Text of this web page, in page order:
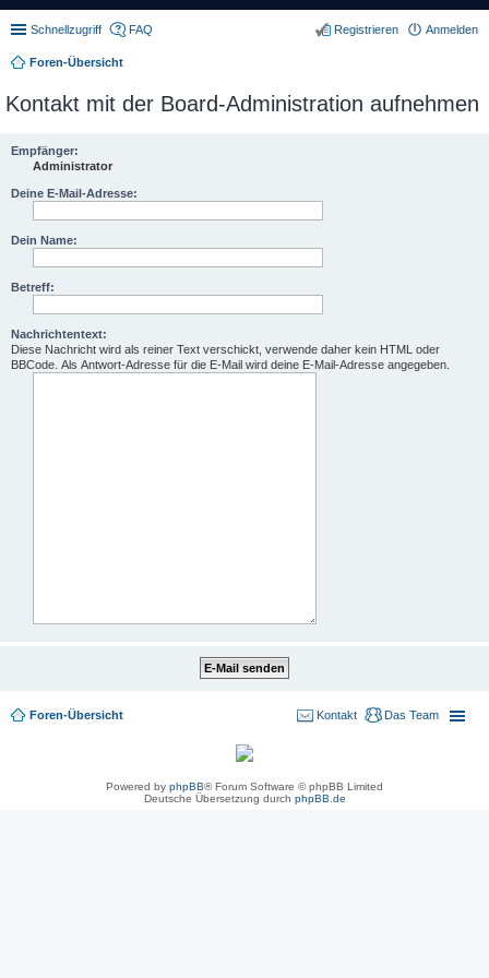
Schnellzugriff FAQ Anmelden
Registrieren
Foren-Übersicht
Kontakt mit der Board-Administration aufnehmen
Empfänger:
Administrator
Deine E-Mail-Adresse:
Dein Name:
Betreff:
Nachrichtentext:
Diese Nachricht wird als reiner Text verschickt, verwende daher kein HTML oder
BBCode. Als Antwort-Adresse für die E-Mail wird deine E-Mail-Adresse angegeben.
Foren-Übersicht Das Team
Kontakt
Powered by phpBB® Forum Software © phpBB Limited
Deutsche Übersetzung durch phpBB.de